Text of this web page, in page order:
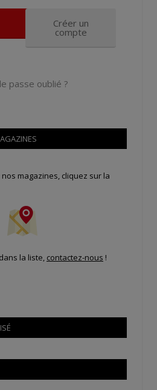
Créer un
compte
passe oublié ?
magazines, cliquez sur la
la liste, contactez-nous !